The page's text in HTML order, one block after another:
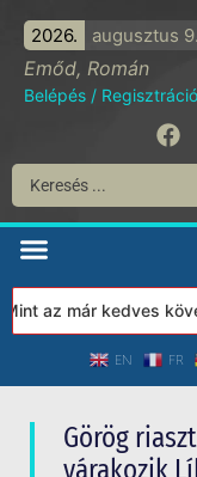
2026. augusztus 9.
Emőd, Román
Belépés / Regisztráció
már kedves
EN FR
Görög
várakozik